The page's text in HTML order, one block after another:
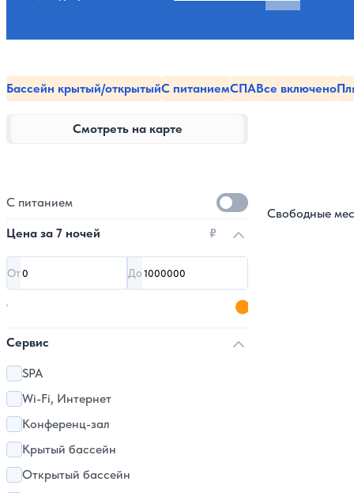
Бассейн крытый/открытыйС питаниемСПАВсе включено
Смотреть на карте
Свободные
С питанием
Цена за 7 ночей ₽
От До
Сервис
SPA
Wi-Fi, Интернет
Конференц-зал
Крытый бассейн
Открытый бассейн